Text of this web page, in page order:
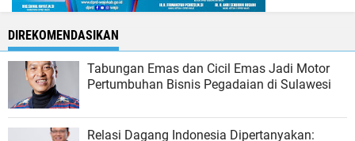
DIREKOMENDASIKAN
Tabungan Emas dan Cicil Emas Jadi Motor
Pertumbuhan Bisnis Pegadaian di Sulawesi
Relasi Dagang Indonesia Dipertanyakan: